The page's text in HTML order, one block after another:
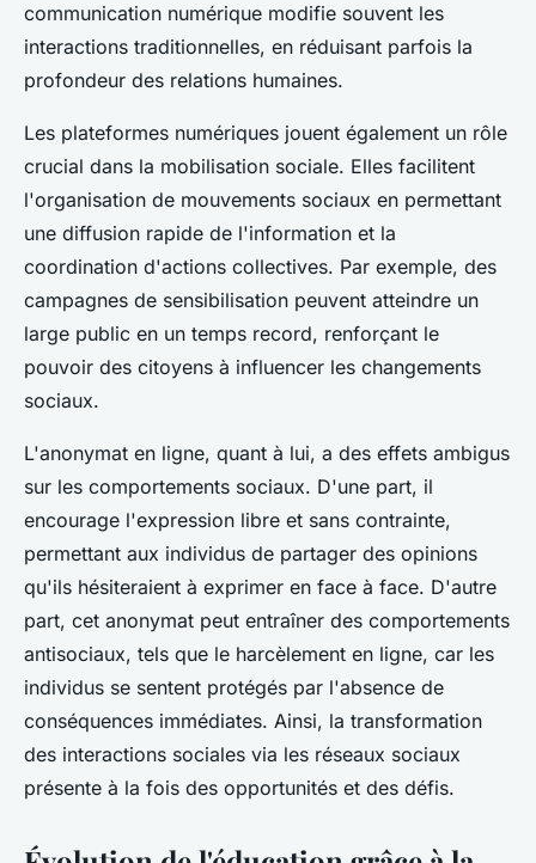
communication numérique modifie souvent les
interactions traditionnelles, en réduisant parfois la
profondeur des relations humaines.
Les plateformes numériques jouent également un rôle
crucial dans la mobilisation sociale. Elles facilitent
l'organisation de mouvements sociaux en permettant
une diffusion rapide de l'information et la
coordination d'actions collectives. Par exemple, des
campagnes de sensibilisation peuvent atteindre un
large public en un temps record, renforçant le
pouvoir des citoyens à influencer les changements
sociaux.
L'anonymat en ligne, quant à lui, a des effets ambigus
sur les comportements sociaux. D'une part, il
encourage l'expression libre et sans contrainte,
permettant aux individus de partager des opinions
qu'ils hésiteraient à exprimer en face à face. D'autre
part, cet anonymat peut entraîner des comportements
antisociaux, tels que le harcèlement en ligne, car les
individus se sentent protégés par l'absence de
conséquences immédiates. Ainsi, la transformation
des interactions sociales via les réseaux sociaux
présente à la fois des opportunités et des défis.